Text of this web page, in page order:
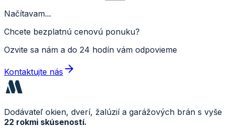
Načítavam...
Chcete bezplatnú cenovú ponuku?
Ozvite sa nám a do 24 hodín vám odpovieme
Kontaktujte nás
Dodávateľ okien, dverí, žalúzií a garážových brán s vyše
22 rokmi skúseností.